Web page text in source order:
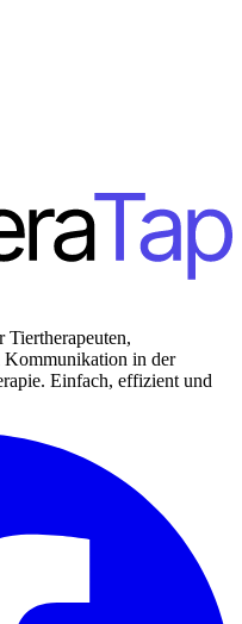
in der
Einfach, effizient und